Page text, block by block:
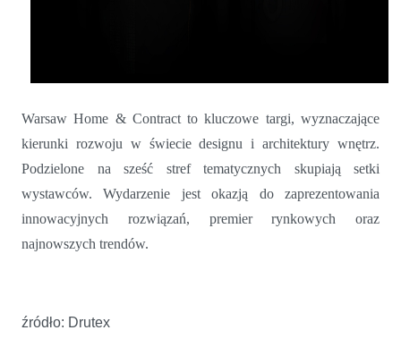
Warsaw Home & Contract to kluczowe targi, wyznaczające
kierunki rozwoju w świecie designu i architektury wnętrz.
Podzielone na sześć stref tematycznych skupiają setki
wystawców. Wydarzenie jest okazją do zaprezentowania
innowacyjnych rozwiązań, premier rynkowych oraz
najnowszych trendów.
źródło: Drutex